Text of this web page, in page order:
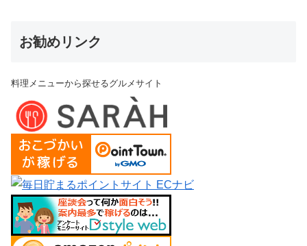
お勧めリンク
料理メニューから探せるグルメサイト